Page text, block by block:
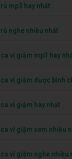
mp3 hay nhất
nghe nhiều nhất
ví giặm mp3 hay
ca ví giặm được bình
ví giặm hay nhất
ví giặm xem nhiều
ví giặm nghe nhiều